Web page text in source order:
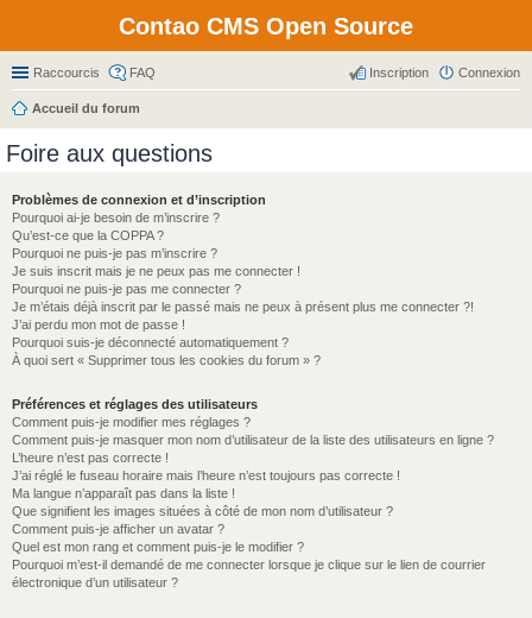
Contao CMS Open Source
Raccourcis FAQ Connexion
Inscription
Accueil du forum
Foire aux questions
Problèmes de connexion et d’inscription
Pourquoi ai-je besoin de m’inscrire ?
Qu’est-ce que la COPPA ?
Pourquoi ne puis-je pas m’inscrire ?
Je suis inscrit mais je ne peux pas me connecter !
Pourquoi ne puis-je pas me connecter ?
Je m’étais déjà inscrit par le passé mais ne peux à présent plus me connecter ?!
J’ai perdu mon mot de passe !
Pourquoi suis-je déconnecté automatiquement ?
À quoi sert « Supprimer tous les cookies du forum » ?
Préférences et réglages des utilisateurs
Comment puis-je modifier mes réglages ?
Comment puis-je masquer mon nom d’utilisateur de la liste des utilisateurs en ligne ?
L’heure n’est pas correcte !
J’ai réglé le fuseau horaire mais l’heure n’est toujours pas correcte !
Ma langue n’apparaît pas dans la liste !
Que signifient les images situées à côté de mon nom d’utilisateur ?
Comment puis-je afficher un avatar ?
Quel est mon rang et comment puis-je le modifier ?
Pourquoi m’est-il demandé de me connecter lorsque je clique sur le lien de courrier
électronique d’un utilisateur ?